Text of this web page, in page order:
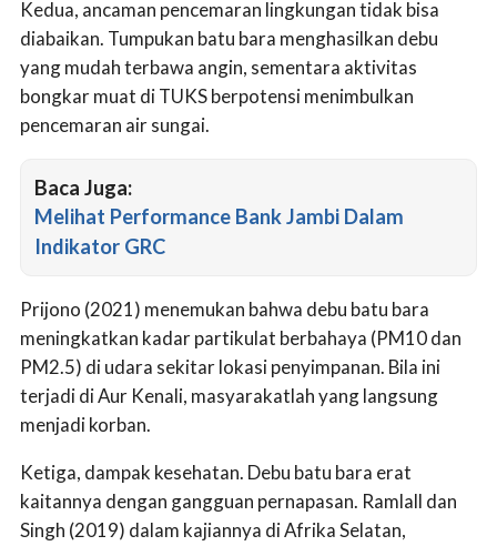
Kedua, ancaman pencemaran lingkungan tidak bisa
diabaikan. Tumpukan batu bara menghasilkan debu
yang mudah terbawa angin, sementara aktivitas
bongkar muat di TUKS berpotensi menimbulkan
pencemaran air sungai.
Baca Juga:
Melihat Performance Bank Jambi Dalam
Indikator GRC
Prijono (2021) menemukan bahwa debu batu bara
meningkatkan kadar partikulat berbahaya (PM10 dan
PM2.5) di udara sekitar lokasi penyimpanan. Bila ini
terjadi di Aur Kenali, masyarakatlah yang langsung
menjadi korban.
Ketiga, dampak kesehatan. Debu batu bara erat
kaitannya dengan gangguan pernapasan. Ramlall dan
Singh (2019) dalam kajiannya di Afrika Selatan,